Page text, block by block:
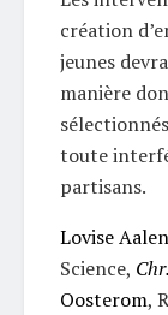
création
jeunes
manière
toute
partisans.
Lovise Aalen
Science,
Oosterom,